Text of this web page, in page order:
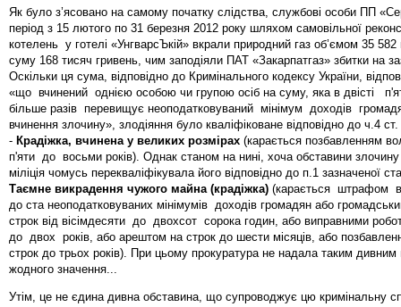
Як було з’ясовано на самому початку слідства, службові особи ПП
період з 15 лютого по 31 березня 2012 року шляхом самовільної
котелень у готелі «УнгварсЪкій» вкрали природний газ об’ємом 35 582
суму 168 тисяч гривень, чим заподіяли ПАТ «Закарпатгаз» збитки на
Оскільки ця сума, відповідно до Кримінального кодексу України,
«що вчинений однією особою чи групою осіб на суму, яка в двісті
більше разів перевищує неоподатковуваний мінімум доходів
вчинення злочину», злодіяння було кваліфіковане відповідно до ч.4
- Крадіжка, вчинена у великих розмірах (карається позбавленням
п'яти до восьми років). Однак станом на нині, хоча обставини
міліція чомусь перекваліфікувала його відповідно до п.1 зазначеної
Таємне викрадення чужого майна (крадіжка) (карається штрафом
до ста неоподатковуваних мінімумів доходів громадян або
строк від вісімдесяти до двохсот сорока годин, або виправними
до двох років, або арештом на строк до шести місяців, або
строк до трьох років). При цьому прокуратура не надала таким
жодного значення...
Утім, це не єдина дивна обставина, що супроводжує цю кримінальну